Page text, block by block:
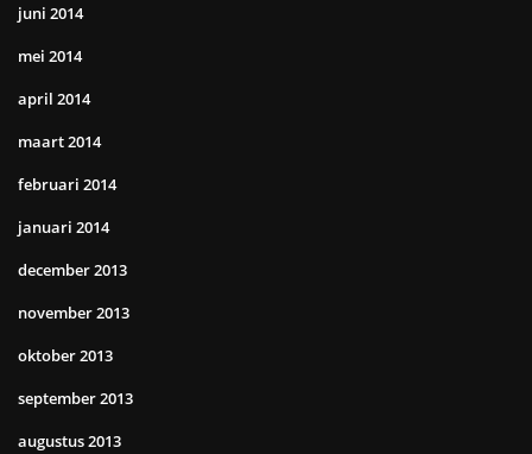
juni 2014
mei 2014
april 2014
maart 2014
februari 2014
januari 2014
december 2013
november 2013
oktober 2013
september 2013
augustus 2013